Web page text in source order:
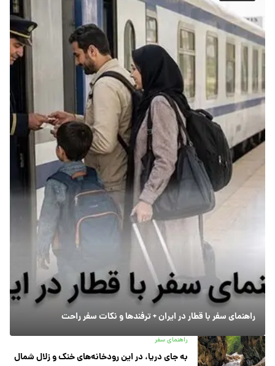
راهنمای سفر با قطار در ایران + ترفندها و نکات سفر راحت
راهنمای سفر
به جای دریا، در این رودخانه‌های خنک و زلال شمال